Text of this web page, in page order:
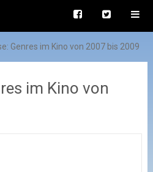
Genres im Kino von 2007 bis 2009
im Kino von